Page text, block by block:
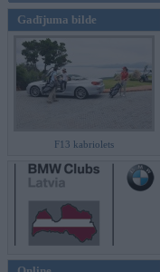
Gadījuma bilde
F13 kabriolets